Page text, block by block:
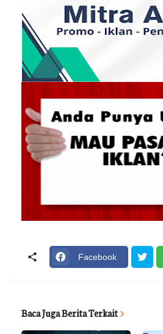
Facebook
Baca Juga Berita Terkait